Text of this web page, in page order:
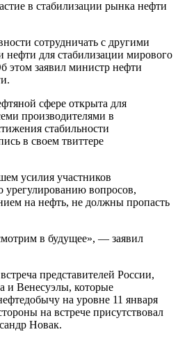
сотрудничать с другими
нефти для стабилизации мирового
этом заявил министр нефти
сфере открыта для
производителями в
стабильности
в своем твиттере
усилия участников
урегулированию вопросов,
на нефть, не должны пропасть
в будущее», — заявил
представителей России,
и Венесуэлы, которые
на уровне 11 января
на встрече присутствовал
Новак.